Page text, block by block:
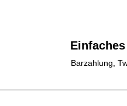
Barzahlung,